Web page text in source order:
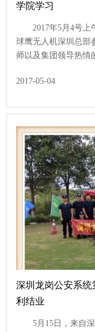
学院学习
2017年5月4号
球鹰无人机深圳总部
师以及集团领导热情
2017-05-04
深圳龙岗公安系
利结业
5月15日，来自